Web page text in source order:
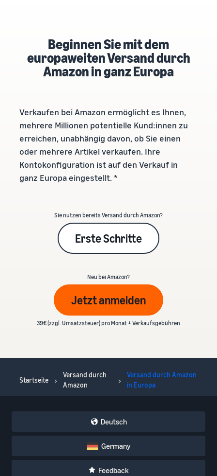
Beginnen Sie mit dem
europaweiten Versand durch
Amazon in ganz Europa
Verkaufen bei Amazon ermöglicht es Ihnen,
mehrere Millionen potentielle Kund:innen zu
erreichen, unabhängig davon, ob Sie einen
oder mehrere Artikel verkaufen. Ihre
Kontokonfiguration ist auf den Verkauf in
ganz Europa eingestellt. *
Sie nutzen bereits Versand durch Amazon?
Erste Schritte
Neu bei Amazon?
Jetzt anmelden
39€ (zzgl. Umsatzsteuer) pro Monat + Verkaufsgebühren
Startseite
Versand durch
Amazon
Versand durch Amazon
in Europa
Deutsch
Germany
Feedback